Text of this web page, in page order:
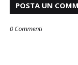
POSTA UN
0 Commenti